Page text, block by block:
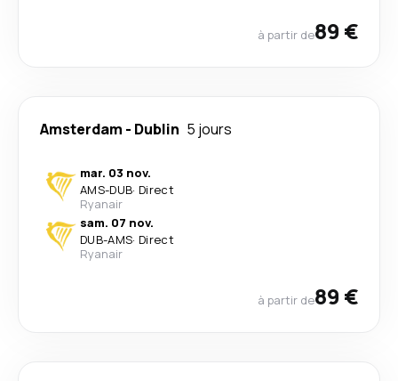
à partir de89 €
Amsterdam - Dublin 5 jours
mar. 03 nov.
AMS-DUB· Direct
Ryanair
sam. 07 nov.
DUB-AMS· Direct
Ryanair
à partir de89 €